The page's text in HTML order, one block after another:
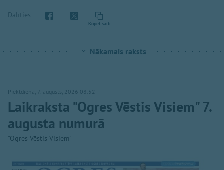
Dalīties
Kopēt saiti
Nākamais raksts
Piektdiena, 7. augusts, 2026 08:52
Laikraksta "Ogres Vēstis Visiem" 7.
augusta numurā
"Ogres Vēstis Visiem"